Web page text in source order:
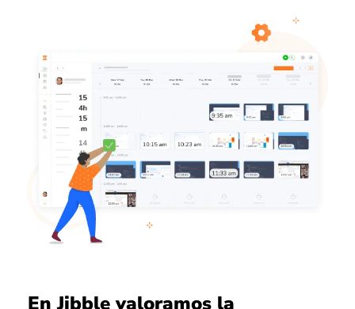
En Jibble valoramos la